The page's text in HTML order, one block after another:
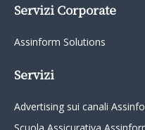
Servizi Corporate
Assinform Solutions
Servizi
Advertising sui canali